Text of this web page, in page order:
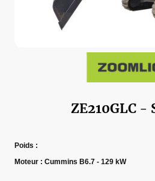
ZE210GLC -
Poids :
Moteur : Cummins B6.7 - 129 kW